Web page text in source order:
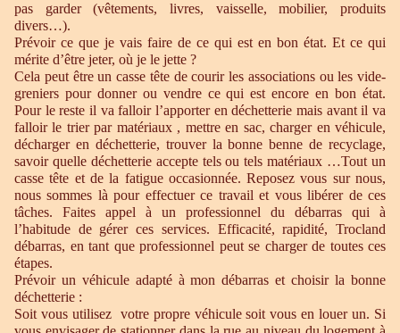
pas garder (vêtements, livres, vaisselle, mobilier, produits
divers…).
Prévoir ce que je vais faire de ce qui est en bon état. Et ce qui
mérite d’être jeter, où je le jette ?
Cela peut être un casse tête de courir les associations ou les vide-
greniers pour donner ou vendre ce qui est encore en bon état.
Pour le reste il va falloir l’apporter en déchetterie mais avant il va
falloir le trier par matériaux , mettre en sac, charger en véhicule,
décharger en déchetterie, trouver la bonne benne de recyclage,
savoir quelle déchetterie accepte tels ou tels matériaux …Tout un
casse tête et de la fatigue occasionnée. Reposez vous sur nous,
nous sommes là pour effectuer ce travail et vous libérer de ces
tâches. Faites appel à un professionnel du débarras qui à
l’habitude de gérer ces services. Efficacité, rapidité, Trocland
débarras, en tant que professionnel peut se charger de toutes ces
étapes.
Prévoir un véhicule adapté à mon débarras et choisir la bonne
déchetterie :
Soit vous utilisez votre propre véhicule soit vous en louer un. Si